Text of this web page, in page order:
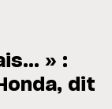
» :
dit